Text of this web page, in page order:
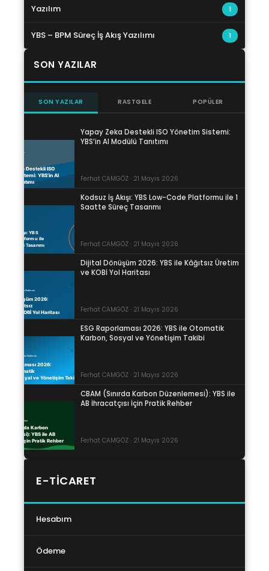
Yazılım 1
YBS – BPM Süreç İş Akış Yazılımı 1
SON YAZILAR
SON YAZILAR RASTGELE POPÜLER
Yapay Zeka Destekli ISO Yönetim Sistemi:
YBS’in AI Modülü Tanıtımı
Ferhat CAMGÖZ · 21 Mayıs 2026
Kodsuz İş Akışı: YBS Low-Code Platformu ile 1
Saatte Süreç Tasarımı
Ferhat CAMGÖZ · 21 Mayıs 2026
Dijital Dönüşüm 2026: YBS ile Kâğıtsız Üretim
ve KOBİ Yol Haritası
Ferhat CAMGÖZ · 21 Mayıs 2026
ESG Raporlaması 2026: YBS ile Otomatik
Karbon, Sosyal ve Yönetişim Takibi
Ferhat CAMGÖZ · 21 Mayıs 2026
CBAM (Sınırda Karbon Düzenlemesi): YBS ile
AB İhracatçısı İçin Pratik Rehber
Ferhat CAMGÖZ · 21 Mayıs 2026
E-TICARET
Hesabım
Ödeme